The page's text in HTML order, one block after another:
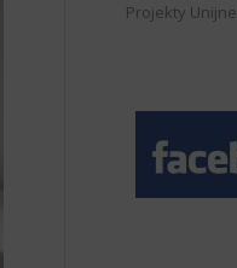
Projekty Unijne